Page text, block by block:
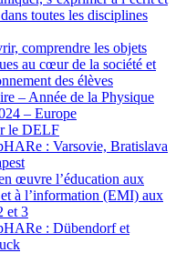
toutes les disciplines
comprendre les objets
au cœur de la société et
des élèves
– Année de la Physique
– Europe
le DELF
: Varsovie, Bratislava
œuvre l’éducation aux
à l’information (EMI) aux
et 3
: Dübendorf et